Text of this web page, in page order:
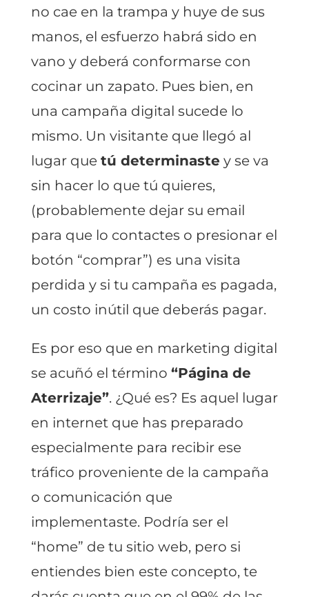
no cae en la trampa y huye de sus
manos, el esfuerzo habrá sido en
vano y deberá conformarse con
cocinar un zapato. Pues bien, en
una campaña digital sucede lo
mismo. Un visitante que llegó al
lugar que tú determinaste y se va
sin hacer lo que tú quieres,
(probablemente dejar su email
para que lo contactes o presionar el
botón “comprar”) es una visita
perdida y si tu campaña es pagada,
un costo inútil que deberás pagar.
Es por eso que en marketing digital
se acuñó el término “Página de
Aterrizaje”. ¿Qué es? Es aquel lugar
en internet que has preparado
especialmente para recibir ese
tráfico proveniente de la campaña
o comunicación que
implementaste. Podría ser el
“home” de tu sitio web, pero si
entiendes bien este concepto, te